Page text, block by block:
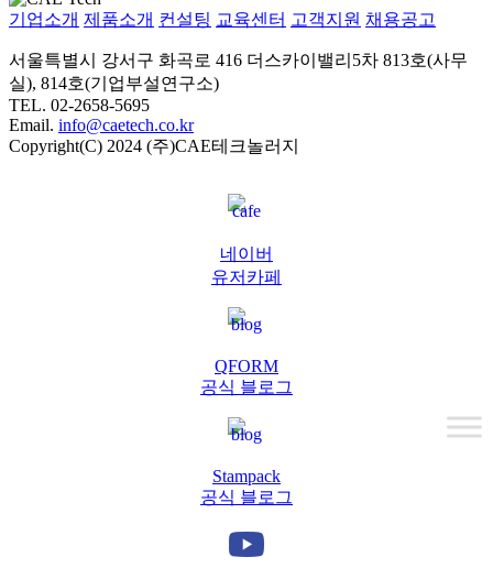
기업소개 제품소개 컨설팅 교육센터 고객지원 채용공고
서울특별시 강서구 화곡로 416 더스카이밸리5차 813호(사무
실), 814호(기업부설연구소)
TEL. 02-2658-5695
Email. info@caetech.co.kr
Copyright(C) 2024 (주)CAE테크놀러지
네이버
유저카페
QFORM
공식 블로그
Stampack
공식 블로그